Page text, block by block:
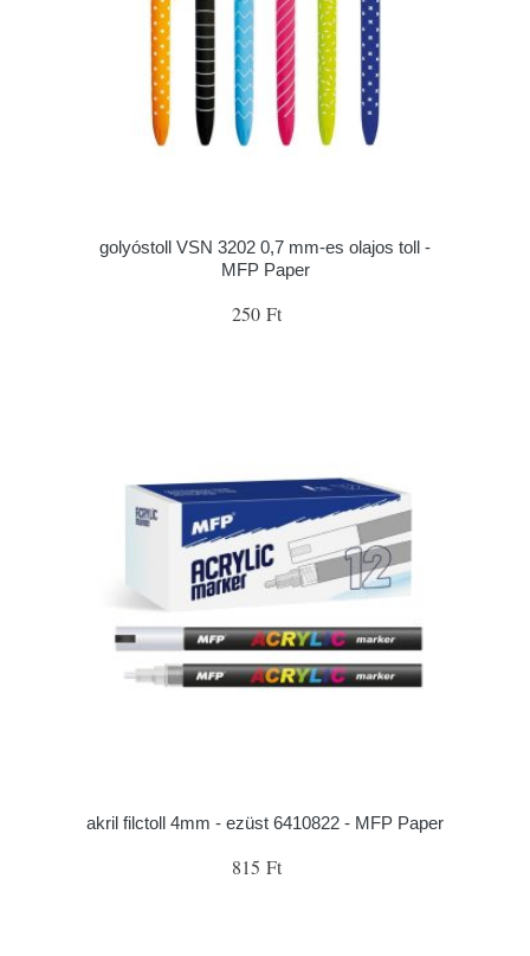
golyóstoll VSN 3202 0,7 mm-es olajos toll -
MFP Paper
250 Ft
akril filctoll 4mm - ezüst 6410822 - MFP Paper
815 Ft